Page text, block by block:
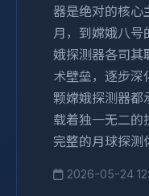
器是绝对的核心
月，到嫦娥八号
娥探测器各司其
术壁垒，逐步深
颗嫦娥探测器都
载着独一无二的
完整的月球探测
2026-05-24